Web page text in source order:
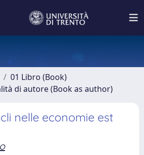
01 Libro (Book)
di autore (Book as author)
nelle economie est